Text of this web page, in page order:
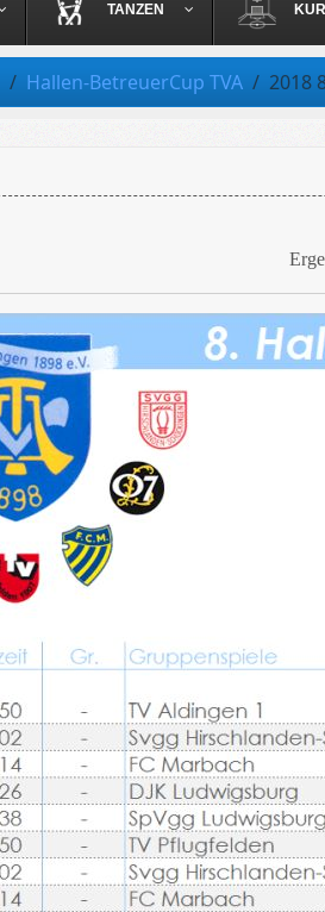
TANZEN
Hallen-BetreuerCup TVA 2018